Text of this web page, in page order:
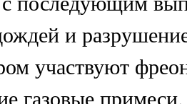
и
участвуют
газовые примеси.